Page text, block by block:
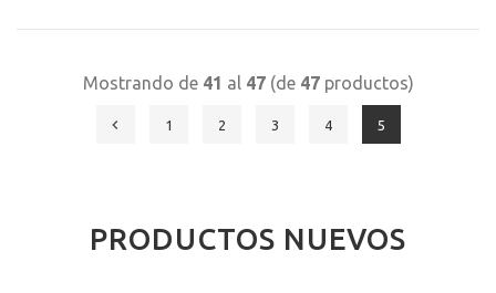
Mostrando de 41 al 47(de 47productos)
1 2 3 4 5
PRODUCTOS NUEVOS